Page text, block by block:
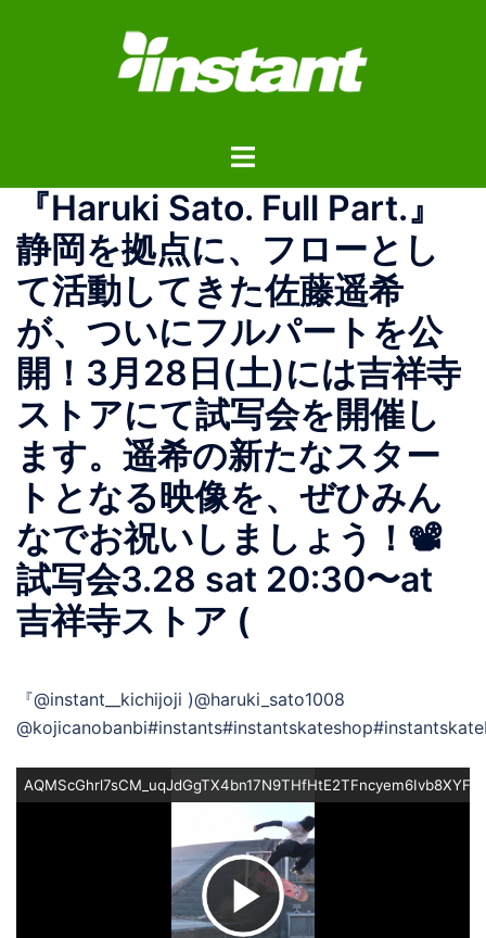
ス
ト
ル
ニ
ュ
ー
『Haruki Sato. Full Part.』
静岡を拠点に、フローとし
て活動してきた佐藤遥希
が、ついにフルパートを公
開！3月28日(土)には吉祥寺
ストアにて試写会を開催し
ます。遥希の新たなスター
トとなる映像を、ぜひみん
なでお祝いしましょう！📽
試写会3.28 sat 20:30〜at
吉祥寺ストア (
『@instant__kichijoji )@haruki_sato1008
ビ